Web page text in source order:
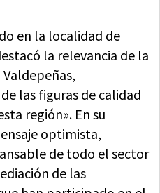
en la localidad de
la relevancia de la
las figuras de calidad
región». En su
optimista,
de todo el sector
de las